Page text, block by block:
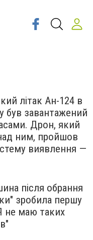
літак Ан-124 в
був завантажений
Дрон, який
ним, пройшов
виявлення —
після обрання
зробила першу
не маю таких